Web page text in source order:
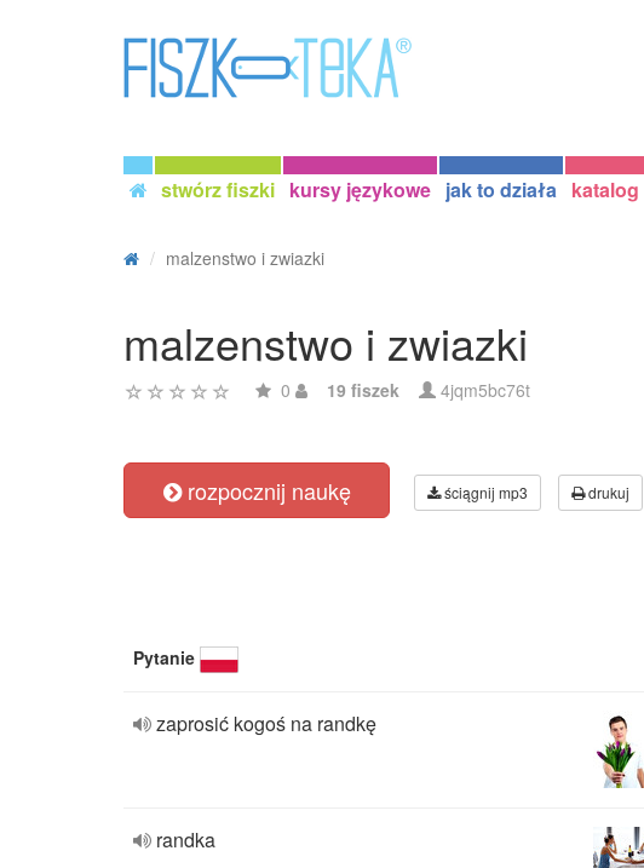
stwórz fiszki kursy językowe jak to działa katalog
malzenstwo i zwiazki
malzenstwo i zwiazki
0 19 fiszek 4jqm5bc76t
rozpocznij naukę ściągnij mp3 drukuj
Pytanie
zaprosić kogoś na randkę
randka